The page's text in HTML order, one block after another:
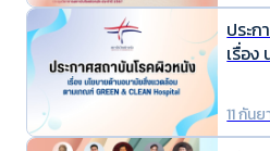
ประ
เรื่อ
11 กัน